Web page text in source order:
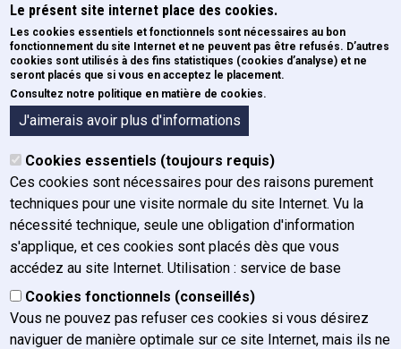
Le présent site internet place des cookies.
Les cookies essentiels et fonctionnels sont nécessaires au bon
fonctionnement du site Internet et ne peuvent pas être refusés. D’autres
cookies sont utilisés à des fins statistiques (cookies d’analyse) et ne
seront placés que si vous en acceptez le placement.
Consultez notre politique en matière de cookies.
J'aimerais avoir plus d'informations
Cookies essentiels (toujours requis)
Ces cookies sont nécessaires pour des raisons purement
techniques pour une visite normale du site Internet. Vu la
nécessité technique, seule une obligation d'information
s'applique, et ces cookies sont placés dès que vous
accédez au site Internet. Utilisation : service de base
Cookies fonctionnels (conseillés)
Vous ne pouvez pas refuser ces cookies si vous désirez
naviguer de manière optimale sur ce site Internet, mais ils ne
Contact
Name
Email-Adresse
Betreff
Nachricht